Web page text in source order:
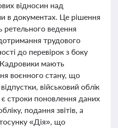
відносин над
в документах. Це рішення
ретельного ведення
трудового
до перевірок з боку
мають
воєнного стану, що
військовий облік
строки поновлення даних
подання звітів, а
«Дія», що